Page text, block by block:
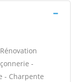
-
- Charpente